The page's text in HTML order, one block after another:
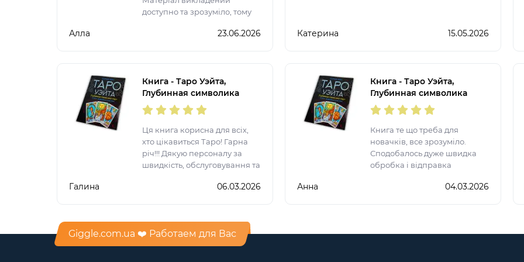
доступно та зрозуміло, тому
розібратися в основах
Алла 23.06.2026 Катерина 15.05.2026
Книга - Таро Уэйта,
Глубинная символика
карт. Самое подробное
описание (Мартин Вэлс)
Ця книга корисна для всіх,
хто цікавиться Таро! Гарна
річ!!! Дякую персоналу за
швидкість, обслуговування та
обов’язково ще купувати у
Галина 06.03.2026
Книга - Таро Уэйта,
Глубинная символика
карт. Самое подробное
описание (Мартин Вэлс)
Книга те що треба для
новачків, все зрозуміло.
Сподобалось дуже швидка
обробка і відправка
Анна 04.03.2026
Giggle.com.ua ❤️ Работаем для Вас